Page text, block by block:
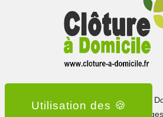
Depuis 2015, Clôture à
clôtures, portails,